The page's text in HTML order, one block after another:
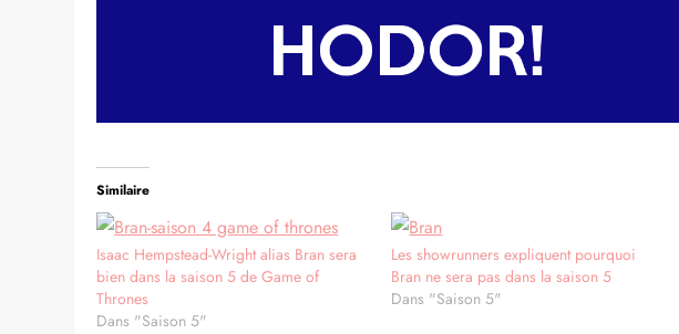
Similaire
Isaac Hempstead-Wright alias Bran sera
bien dans la saison 5 de Game of
Thrones
Dans "Saison 5"
Les showrunners expliquent pourquoi
Bran ne sera pas dans la saison 5
Dans "Saison 5"